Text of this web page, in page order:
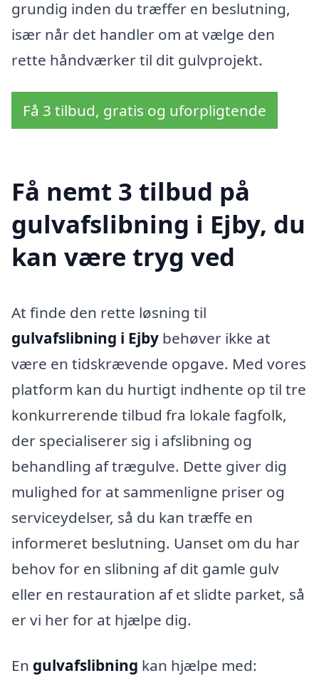
grundig inden du træffer en beslutning,
især når det handler om at vælge den
rette håndværker til dit gulvprojekt.
Få 3 tilbud, gratis og uforpligtende
Få nemt 3 tilbud på
gulvafslibning i Ejby, du
kan være tryg ved
At finde den rette løsning til
gulvafslibning i Ejby behøver ikke at
være en tidskrævende opgave. Med vores
platform kan du hurtigt indhente op til tre
konkurrerende tilbud fra lokale fagfolk,
der specialiserer sig i afslibning og
behandling af trægulve. Dette giver dig
mulighed for at sammenligne priser og
serviceydelser, så du kan træffe en
informeret beslutning. Uanset om du har
behov for en slibning af dit gamle gulv
eller en restauration af et slidte parket, så
er vi her for at hjælpe dig.
En gulvafslibning kan hjælpe med: